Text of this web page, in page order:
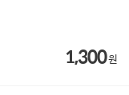
1,300원